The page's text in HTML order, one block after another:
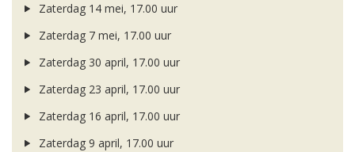
Zaterdag 14 mei, 17.00 uur
Zaterdag 7 mei, 17.00 uur
Zaterdag 30 april, 17.00 uur
Zaterdag 23 april, 17.00 uur
Zaterdag 16 april, 17.00 uur
Zaterdag 9 april, 17.00 uur